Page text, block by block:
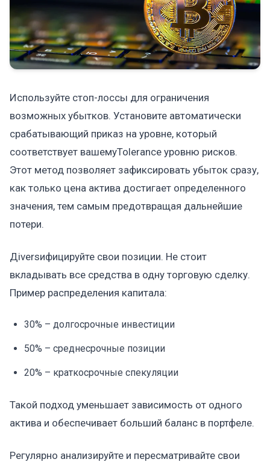
Используйте стоп-лоссы для ограничения
возможных убытков. Установите автоматически
срабатывающий приказ на уровне, который
соответствует вашемуTolerance уровню рисков.
Этот метод позволяет зафиксировать убыток сразу,
как только цена актива достигает определенного
значения, тем самым предотвращая дальнейшие
потери.
Дiversифицируйте свои позиции. Не стоит
вкладывать все средства в одну торговую сделку.
Пример распределения капитала:
30% – долгосрочные инвестиции
50% – среднесрочные позиции
20% – краткосрочные спекуляции
Такой подход уменьшает зависимость от одного
актива и обеспечивает больший баланс в портфеле.
Регулярно анализируйте и пересматривайте свои